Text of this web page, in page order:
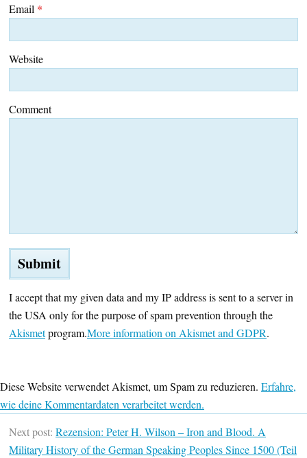
Email *
Website
Comment
I accept that my given data and my IP address is sent to a server in
the USA only for the purpose of spam prevention through the
Akismetprogram.More information on Akismet and GDPR.
Diese Website verwendet Akismet, um Spam zu reduzieren. Erfahre,
wie deine Kommentardaten verarbeitet werden.
Next post: Rezension: Peter H. Wilson – Iron and Blood. A
Military History of the German Speaking Peoples Since 1500 (Teil